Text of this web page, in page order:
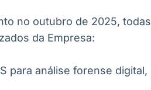
no outubro de 2025, todas
da Empresa:
para análise forense digital,